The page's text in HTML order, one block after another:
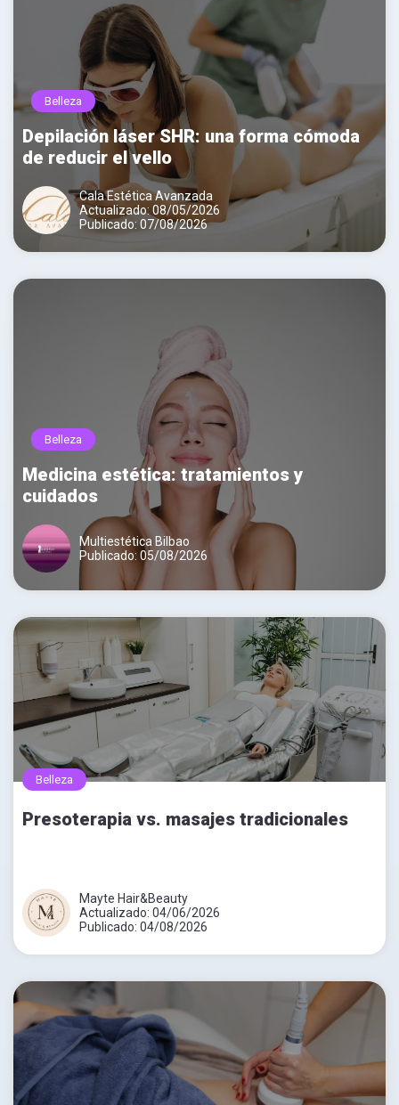
Belleza
Depilación láser SHR: una forma cómoda
de reducir el vello
Cala Estética Avanzada
Actualizado: 08/05/2026
Publicado: 07/08/2026
Belleza
Medicina estética: tratamientos y
cuidados
Multiestética Bilbao
Publicado: 05/08/2026
Belleza
Presoterapia vs. masajes tradicionales
Mayte Hair&Beauty
Actualizado: 04/06/2026
Publicado: 04/08/2026